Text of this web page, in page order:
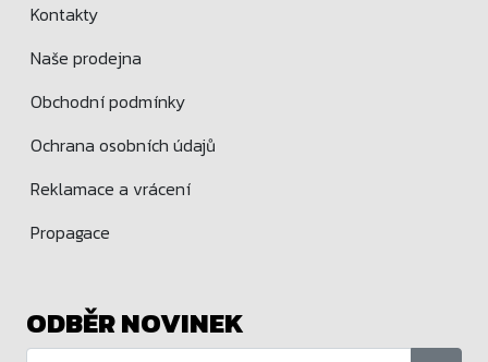
Kontakty
Naše prodejna
Obchodní podmínky
Ochrana osobních údajů
Reklamace a vrácení
Propagace
ODBĚR NOVINEK